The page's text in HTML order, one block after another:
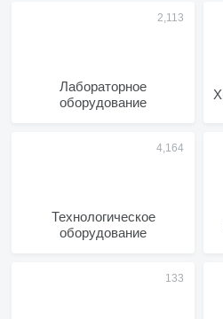
Лабораторное
оборудование
Технологическое
оборудование